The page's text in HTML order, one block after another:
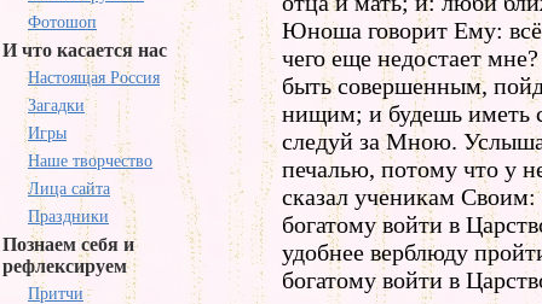
Фотошоп
И что касается нас
Настоящая Россия
Загадки
Игры
Наше творчество
Лица сайта
Праздники
Познаем себя и
рефлексируем
Притчи
Юноша говорит Ему:
чего еще недостает
быть совершенным,
нищим; и будешь иметь
следуй за Мною.
печалью, потому что у
сказал ученикам
богатому войти в
удобнее верблюду
богатому войти в